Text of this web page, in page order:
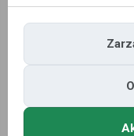
Niestety nie